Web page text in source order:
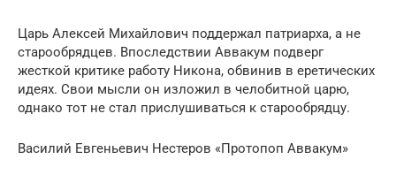
Царь Алексей Михайлович поддержал патриарха, а не
старообрядцев. Впоследствии Аввакум подверг
жесткой критике работу Никона, обвинив в еретических
идеях. Свои мысли он изложил в челобитной царю,
однако тот не стал прислушиваться к старообрядцу.
Василий Евгеньевич Нестеров «Протопоп Аввакум»